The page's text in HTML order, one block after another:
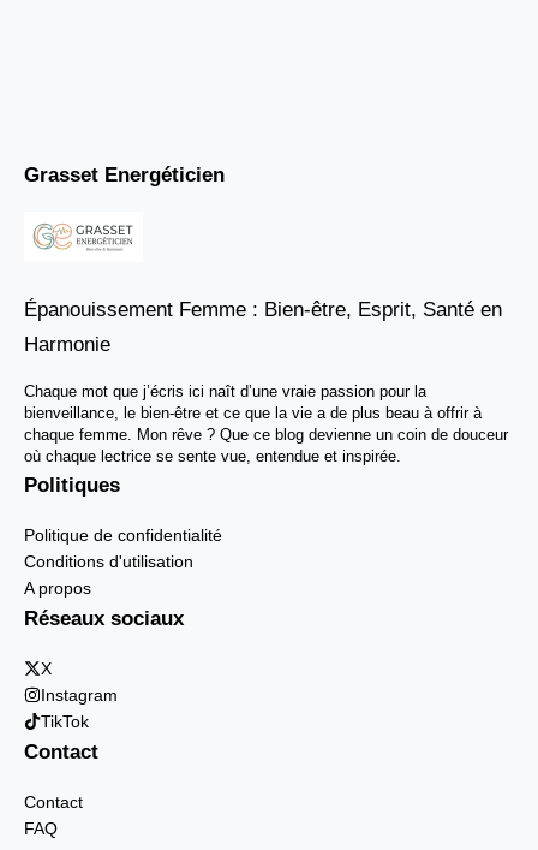
Grasset Energéticien
Épanouissement Femme : Bien-être, Esprit, Santé en
Harmonie
Chaque mot que j’écris ici naît d’une vraie passion pour la
bienveillance, le bien-être et ce que la vie a de plus beau à offrir à
chaque femme. Mon rêve ? Que ce blog devienne un coin de douceur
où chaque lectrice se sente vue, entendue et inspirée.
Politiques
Politique de confidentialité
Conditions d'utilisation
A propos
Réseaux sociaux
X
Instagram
TikTok
Contact
Contact
FAQ